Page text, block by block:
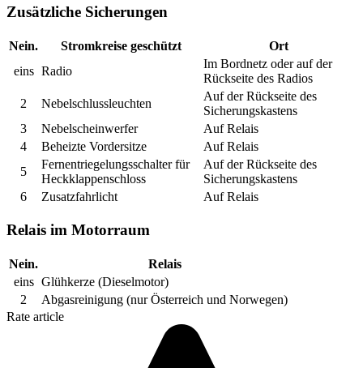
Zusätzliche Sicherungen
Nein. Stromkreise geschützt
Ort
eins Radio
Im Bordnetz oder auf der
Rückseite des Radios
2
Nebelschlussleuchten
Auf der Rückseite des
Sicherungskastens
3
Nebelscheinwerfer
Auf Relais
4
Beheizte Vordersitze
Auf Relais
5
Fernentriegelungsschalter für
Heckklappenschloss
Auf der Rückseite des
Sicherungskastens
6
Zusatzfahrlicht Auf Relais
Relais im Motorraum
Nein.
Relais
eins Glühkerze (Dieselmotor)
2
Abgasreinigung (nur Österreich und Norwegen)
Rate article